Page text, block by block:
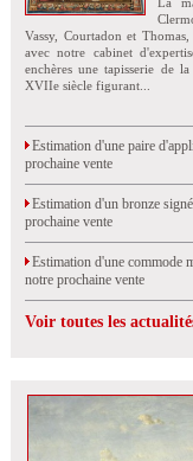
Vassy, Courtadon et
avec notre cabinet
enchères une tapisserie de
XVIIe siècle figurant...
Estimation d'une paire
prochaine vente
Estimation d'un bronze
prochaine vente
Estimation d'une commode
notre prochaine vente
Voir toutes les